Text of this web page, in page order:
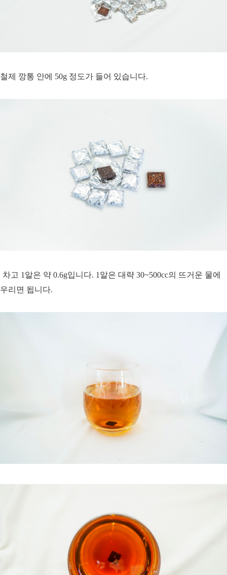
철제 깡통 안에 50g 정도가 들어 있습니다.
차고 1알은 약 0.6g입니다. 1알은 대략 30~500cc의 뜨거운 물에
우리면 됩니다.